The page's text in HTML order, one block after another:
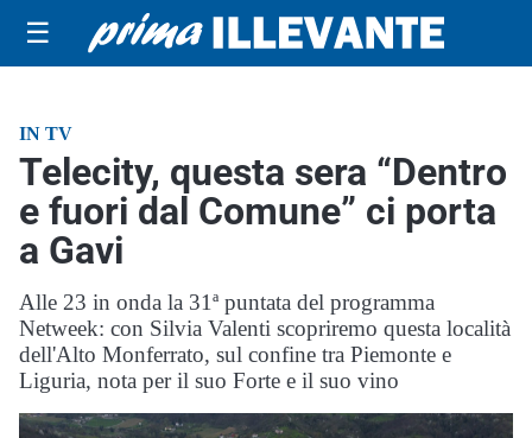
☰
IN TV
Telecity, questa sera “Dentro
e fuori dal Comune” ci porta
a Gavi
Alle 23 in onda la 31ª puntata del programma
Netweek: con Silvia Valenti scopriremo questa località
dell'Alto Monferrato, sul confine tra Piemonte e
Liguria, nota per il suo Forte e il suo vino